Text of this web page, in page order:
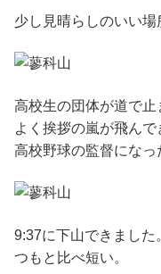
少し見晴らしのいい場
高校生の団体が道で
よく挨拶の嵐が飛んで
高校野球の監督になっ
9:37に下山できまし
つもと比べ短い。